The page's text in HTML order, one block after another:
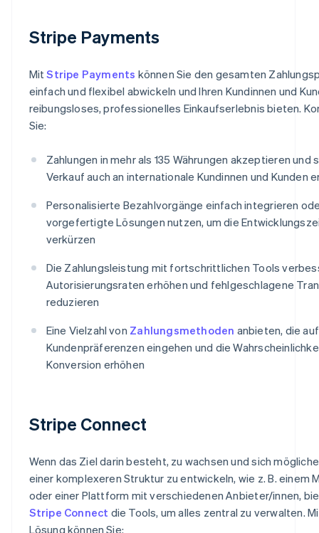
Stripe Payments
MitStripe Payments können Sie den gesamten
einfach und flexibel abwickeln und Ihren Kundinnen und
reibungsloses, professionelles Einkaufserlebnis bieten.
Sie:
Zahlungen in mehr als 135 Währungen akzeptieren und
Verkauf auch an internationale Kundinnen und Kunden
Personalisierte Bezahlvorgänge einfach integrieren
vorgefertigte Lösungen nutzen, um die
verkürzen
Die Zahlungsleistung mit fortschrittlichen Tools
Autorisierungsraten erhöhen und fehlgeschlagene
reduzieren
Eine Vielzahl von Zahlungsmethoden anbieten, die auf
Kundenpräferenzen eingehen und die
Konversion erhöhen
Stripe Connect
Wenn das Ziel darin besteht, zu wachsen und sich
einer komplexeren Struktur zu entwickeln, wie z. B. einem
oder einer Plattform mit verschiedenen Anbieter/innen,
Stripe Connect die Tools, um alles zentral zu verwalten.
Lösung können Sie: